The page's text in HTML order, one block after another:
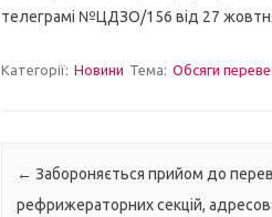
телеграмі №ЦДЗО/156 від 27
Категорії: Новини Тема: Обсяги
Post navigation
← Забороняється прийом до
рефрижераторних секцій,